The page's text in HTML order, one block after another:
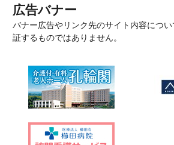
広告バナー
バナー広告やリンク先のサイト内容につ
証するものではありません。